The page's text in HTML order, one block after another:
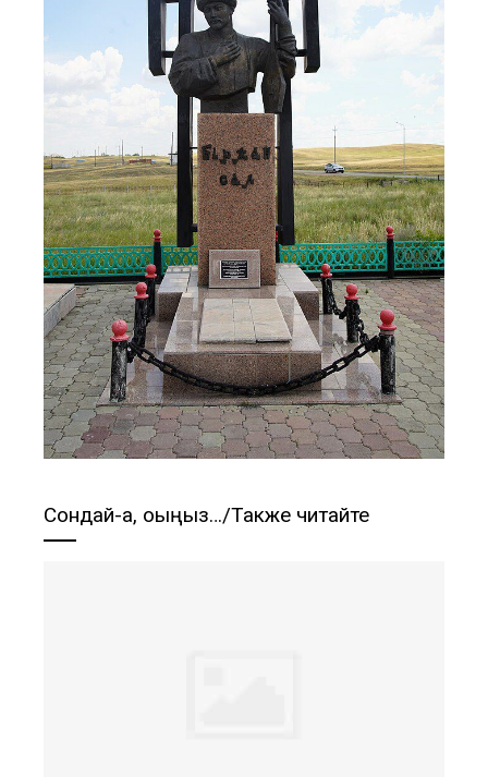
Сондай-ақ, оқыңыз…/Также читайте